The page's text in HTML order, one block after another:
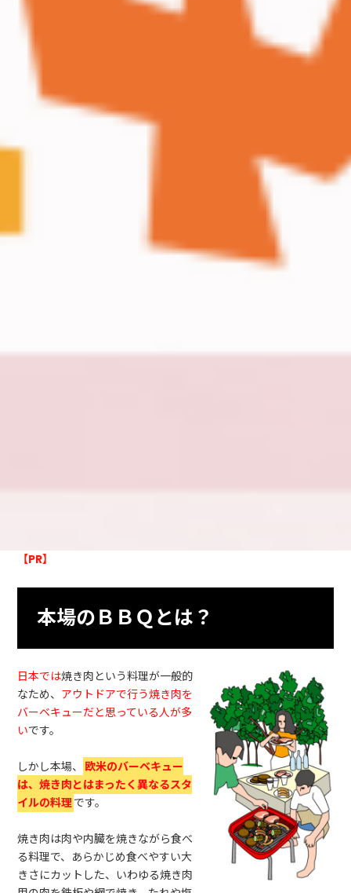
【PR】
本場のＢＢＱとは？
日本では焼き肉という料理が一般的
なため、 アウトドアで行う焼き肉を
バーベキューだと思っている人が多
いです。
しかし本場、 欧米のバーベキュー
は、焼き肉とはまったく異なるスタ
イルの料理です。
焼き肉は肉や内臓を焼きながら食べ
る料理で、あらかじめ食べやすい大
きさにカットした、いわゆる焼き肉